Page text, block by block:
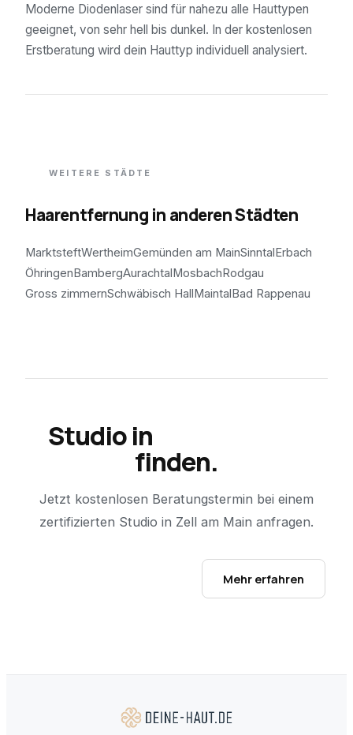
Moderne Diodenlaser sind für nahezu alle Hauttypen
geeignet, von sehr hell bis dunkel. In der kostenlosen
Erstberatung wird dein Hauttyp individuell analysiert.
WEITERE STÄDTE
Haarentfernung in anderen Städten
MarktsteftWertheimGemünden am MainSinntalErbach
ÖhringenBambergAurachtalMosbachRodgau
Gross zimmernSchwäbisch HallMaintalBad Rappenau
Studio in
finden.
Jetzt kostenlosen Beratungstermin bei einem
zertifizierten Studio in Zell am Main anfragen.
Mehr erfahren